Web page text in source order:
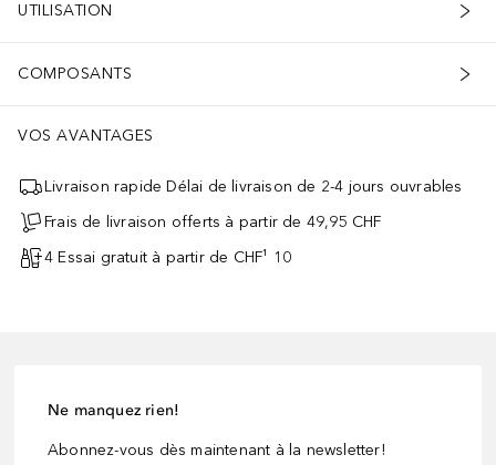
UTILISATION
COMPOSANTS
VOS AVANTAGES
Livraison rapide Délai de livraison de 2-4 jours ouvrables
Frais de livraison offerts à partir de 49,95 CHF
4 Essai gratuit à partir de CHF¹ 10
Ne manquez rien!
Abonnez-vous dès maintenant à la newsletter!